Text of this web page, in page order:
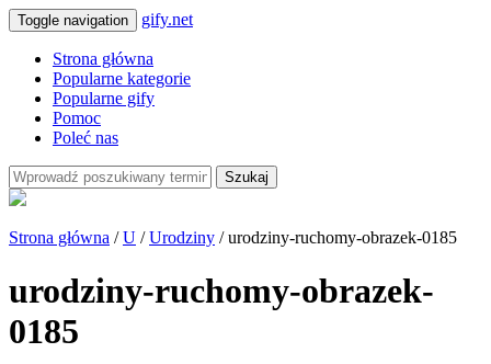
Toggle navigation gify.net
Strona główna
Popularne kategorie
Popularne gify
Pomoc
Poleć nas
Szukaj
Strona główna /U /Urodziny / urodziny-ruchomy-obrazek-0185
urodziny-ruchomy-obrazek-
0185